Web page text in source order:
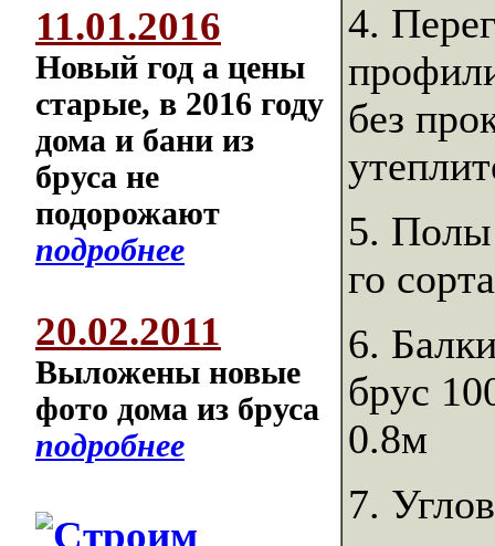
11.01.2016
Новый год а цены
старые, в 2016 году
дома и бани из
бруса не
подорожают
подробнее
20.02.2011
Выложены новые
фото дома из бруса
подробнее
4.
без
5. Полы
го
6.
брус
0.8м
7.